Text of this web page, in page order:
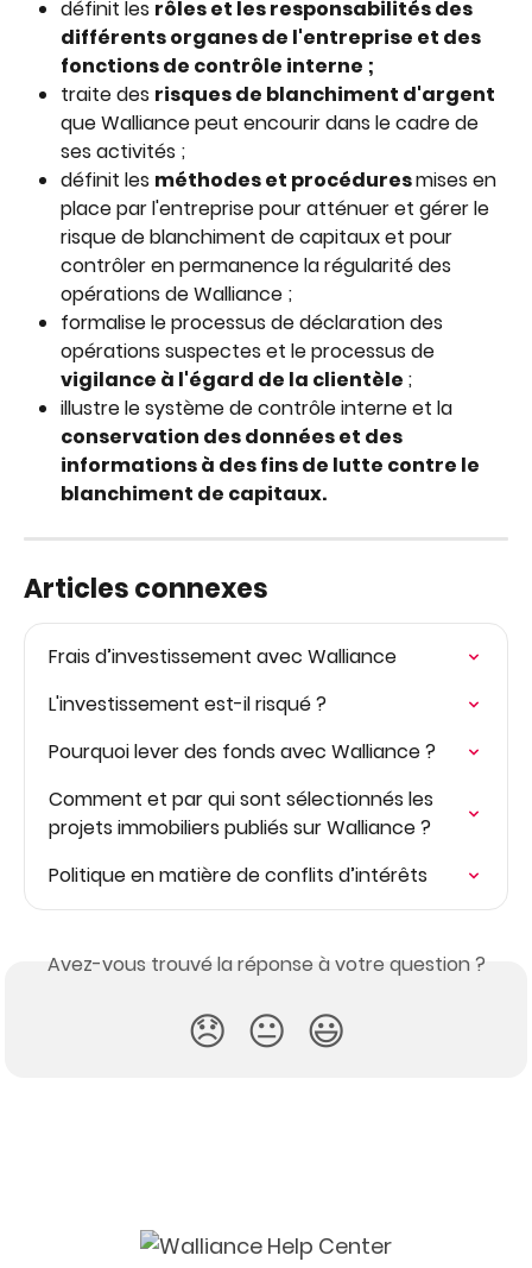
définit les rôles et les responsabilités des
différents organes de l'entreprise et des
fonctions de contrôle interne ;
traite des risques de blanchiment d'argent
que Walliance peut encourir dans le cadre de
ses activités ;
définit les méthodes et procédures mises en
place par l'entreprise pour atténuer et gérer le
risque de blanchiment de capitaux et pour
contrôler en permanence la régularité des
opérations de Walliance ;
formalise le processus de déclaration des
opérations suspectes et le processus de
vigilance à l'égard de la clientèle ;
illustre le système de contrôle interne et la
conservation des données et des
informations à des fins de lutte contre le
blanchiment de capitaux.
Articles connexes
Frais d’investissement avec Walliance
L'investissement est-il risqué ?
Pourquoi lever des fonds avec Walliance ?
Comment et par qui sont sélectionnés les
projets immobiliers publiés sur Walliance ?
Politique en matière de conflits d’intérêts
Avez-vous trouvé la réponse à votre question ?
😞 😐 😃